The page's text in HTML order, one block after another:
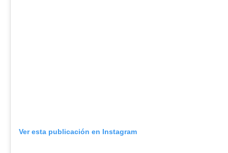
Ver esta publicación en Instagram